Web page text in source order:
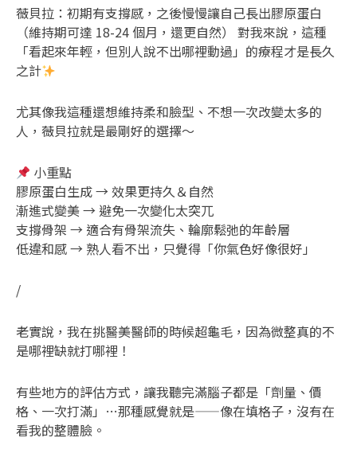
薇貝拉：初期有支撐感，之後慢慢讓自己長出膠原蛋白
（維持期可達 18-24 個月，還更自然） 對我來說，這種
「看起來年輕，但別人說不出哪裡動過」的療程才是長久
之計
尤其像我這種還想維持柔和臉型、不想一次改變太多的
人，薇貝拉就是最剛好的選擇～
小重點
膠原蛋白生成 → 效果更持久＆自然
漸進式變美 → 避免一次變化太突兀
支撐骨架 → 適合有骨架流失、輪廓鬆弛的年齡層
低違和感 → 熟人看不出，只覺得「你氣色好像很好」
/
老實說，我在挑醫美醫師的時候超龜毛，因為微整真的不
是哪裡缺就打哪裡！
有些地方的評估方式，讓我聽完滿腦子都是「劑量、價
格、一次打滿」…那種感覺就是——像在填格子，沒有在
看我的整體臉。